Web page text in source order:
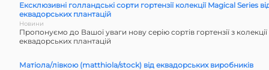
Ексклюзивні голландські сорти гортензії колекції Magical Series
еквадорських плантацій
Новини
Пропонуємо до Вашої уваги нову серію сортів гортензії з
еквадорських плантацій
Матіола/лівкою (matthiola/stock) від еквадорських виробників